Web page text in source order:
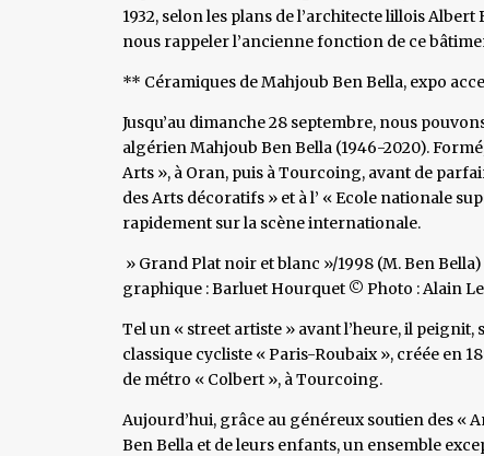
1932, selon les plans de l’architecte lillois
nous rappeler l’ancienne fonction de ce
** Céramiques de Mahjoub Ben Bella, expo
Jusqu’au dimanche 28 septembre, nous
algérien Mahjoub Ben Bella (1946-2020).
Arts », à Oran, puis à Tourcoing, avant de
des Arts décoratifs » et à l’ « Ecole nationale
rapidement sur la scène internationale.
» Grand Plat noir et blanc »/1998 (M. Ben
graphique : Barluet Hourquet © Photo : Alain
Tel un « street artiste » avant l’heure, il peignit,
classique cycliste « Paris-Roubaix », créée en
de métro « Colbert », à Tourcoing.
Aujourd’hui, grâce au généreux soutien des «
Ben Bella et de leurs enfants, un ensemble